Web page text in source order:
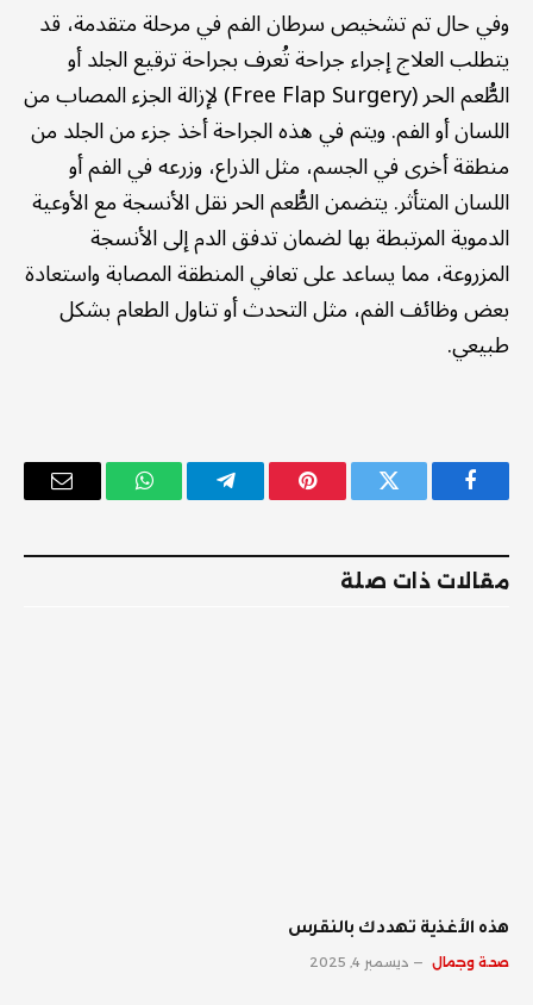
وفي حال تم تشخيص سرطان الفم في مرحلة متقدمة، قد
يتطلب العلاج إجراء جراحة تُعرف بجراحة ترقيع الجلد أو
الطُّعم الحر (Free Flap Surgery) لإزالة الجزء المصاب من
اللسان أو الفم. ويتم في هذه الجراحة أخذ جزء من الجلد من
منطقة أخرى في الجسم، مثل الذراع، وزرعه في الفم أو
اللسان المتأثر. يتضمن الطُّعم الحر نقل الأنسجة مع الأوعية
الدموية المرتبطة بها لضمان تدفق الدم إلى الأنسجة
المزروعة، مما يساعد على تعافي المنطقة المصابة واستعادة
بعض وظائف الفم، مثل التحدث أو تناول الطعام بشكل
طبيعي.
فيسبوك تويتر بينتيريستتيلقرام واتساب
البريد
مقالات ذات صلة
‫هذه الأغذية تهددك بالنقرس
صحة وجمال ديسمبر 4, 2025